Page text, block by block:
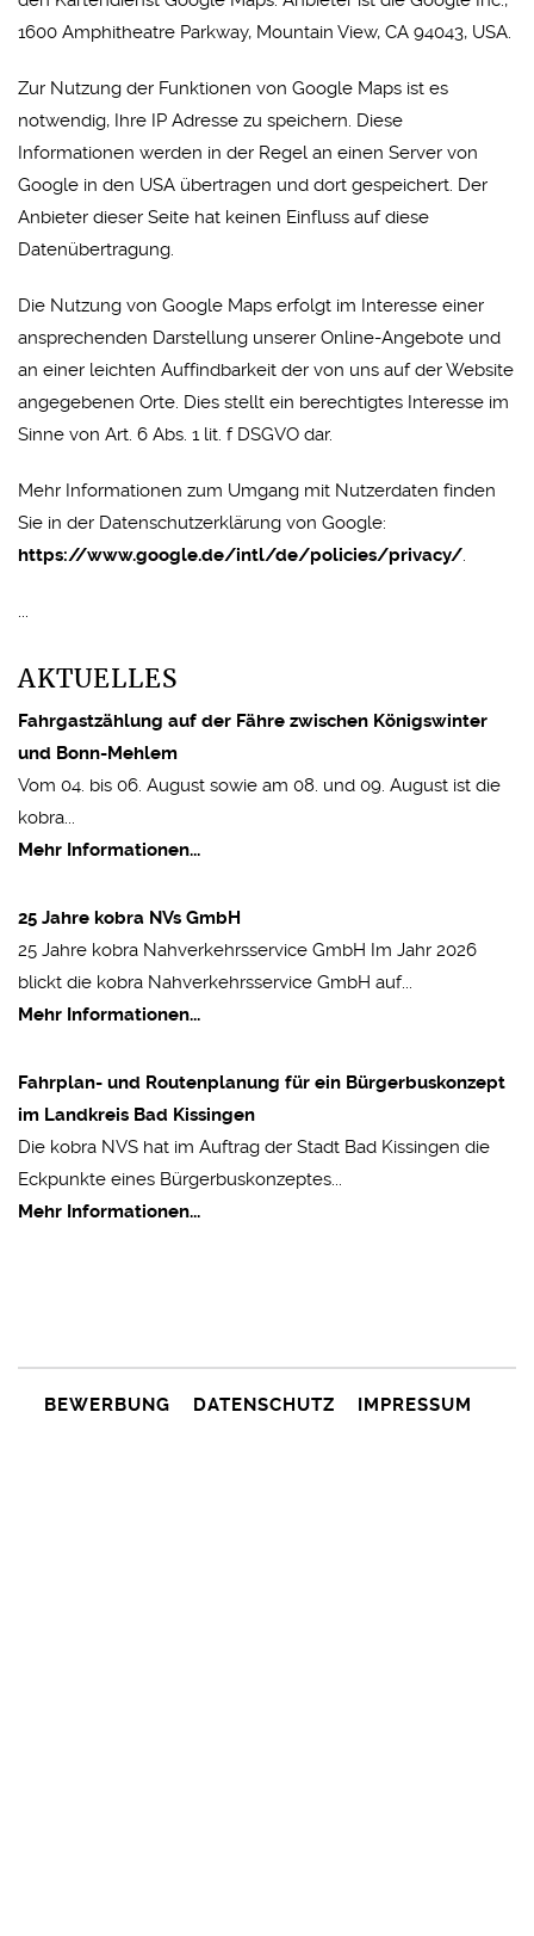
1600 Amphitheatre Parkway, Mountain View, CA 94043, USA.
Zur Nutzung der Funktionen von Google Maps ist es
notwendig, Ihre IP Adresse zu speichern. Diese
Informationen werden in der Regel an einen Server von
Google in den USA übertragen und dort gespeichert. Der
Anbieter dieser Seite hat keinen Einfluss auf diese
Datenübertragung.
Die Nutzung von Google Maps erfolgt im Interesse einer
ansprechenden Darstellung unserer Online-Angebote und
an einer leichten Auffindbarkeit der von uns auf der Website
angegebenen Orte. Dies stellt ein berechtigtes Interesse im
Sinne von Art. 6 Abs. 1 lit. f DSGVO dar.
Mehr Informationen zum Umgang mit Nutzerdaten finden
Sie in der Datenschutzerklärung von Google:
https://www.google.de/intl/de/policies/privacy/.
...
AKTUELLES
Fahrgastzählung auf der Fähre zwischen Königswinter
und Bonn-Mehlem
Vom 04. bis 06. August sowie am 08. und 09. August ist die
kobra...
Mehr Informationen...
25 Jahre kobra NVs GmbH
25 Jahre kobra Nahverkehrsservice GmbH Im Jahr 2026
blickt die kobra Nahverkehrsservice GmbH auf...
Mehr Informationen...
Fahrplan- und Routenplanung für ein Bürgerbuskonzept
im Landkreis Bad Kissingen
Die kobra NVS hat im Auftrag der Stadt Bad Kissingen die
Eckpunkte eines Bürgerbuskonzeptes...
Mehr Informationen...
BEWERBUNG DATENSCHUTZ IMPRESSUM